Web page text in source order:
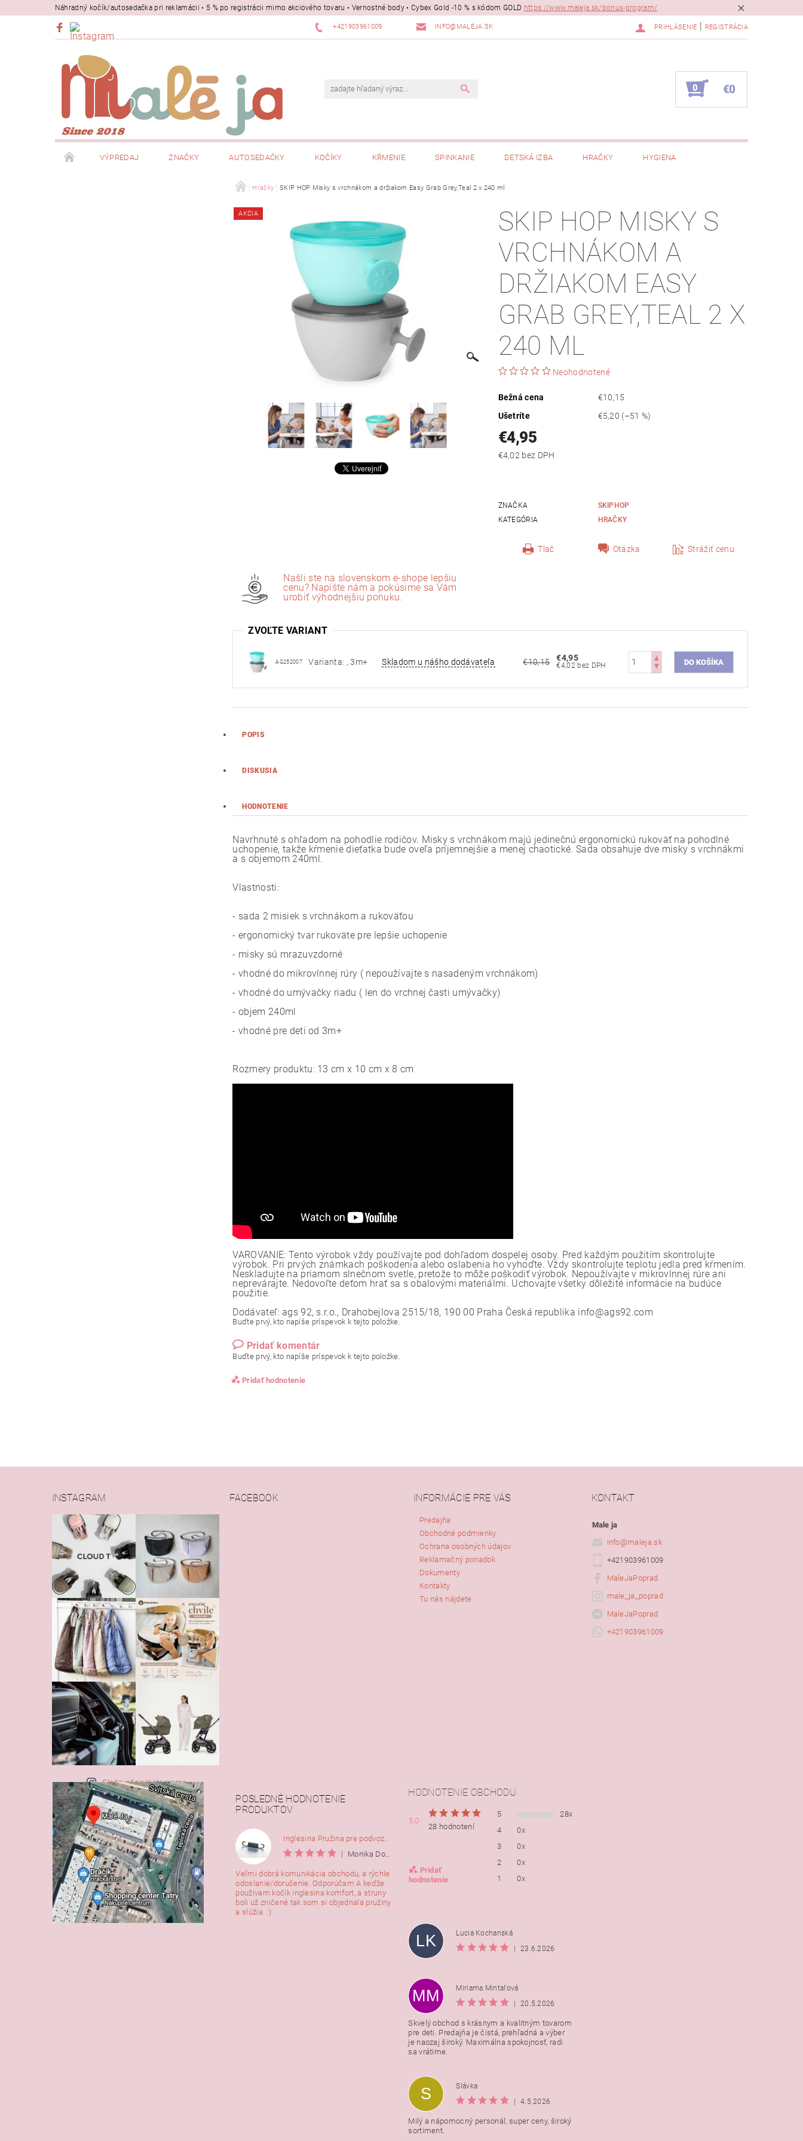
Náhradný kočík/autosedačka pri reklamácii • 5 % po registrácii mimo akciového tovaru • Vernostné body • Cybex Gold -10 % s kódom GOLD https://www.maleja.sk/bonus-program/
+421903961009 INFO@MALEJA.SK PRIHLÁSENIE REGISTRÁCIA
0 €0
VÝPREDAJ ZNAČKY AUTOSEDAČKY KOČÍKY KŔMENIE SPINKANIE DETSKÁ IZBA HRAČKY HYGIENA
Hračky SKIP HOP Misky s vrchnákom a držiakom Easy Grab Grey,Teal 2 x 240 ml
AKCIA
SKIP HOP MISKY S
VRCHNÁKOM A
DRŽIAKOM EASY
GRAB GREY,TEAL 2 X
240 ML
Neohodnotené
Bežná cena
€10,15
Ušetríte
€5,20 (–51 %)
€4,95
€4,02 bez DPH
ZNAČKA
SKIPHOP
KATEGÓRIA
HRAČKY
Tlač Otázka Strážiť cenu
Našli ste na slovenskom e-shope lepšiu
cenu? Napíšte nám a pokúsime sa Vám
urobiť výhodnejšiu ponuku.
ZVOĽTE VARIANT
AG252007 Varianta: , 3m+ Skladom u nášho dodávateľa €10,15 €4,95
€4,02 bez DPH
POPIS
DISKUSIA
HODNOTENIE
Navrhnuté s ohľadom na pohodlie rodičov. Misky s vrchnákom majú jedinečnú ergonomickú rukoväť na pohodlné
uchopenie, takže kŕmenie dieťatka bude oveľa príjemnejšie a menej chaotické. Sada obsahuje dve misky s vrchnákmi
a s objemom 240ml.
Vlastnosti:
- sada 2 misiek s vrchnákom a rukoväťou
- ergonomický tvar rukoväte pre lepšie uchopenie
- misky sú mrazuvzdorné
- vhodné do mikrovlnnej rúry ( nepoužívajte s nasadeným vrchnákom)
- vhodné do umývačky riadu ( len do vrchnej časti umývačky)
- objem 240ml
- vhodné pre deti od 3m+
Rozmery produktu: 13 cm x 10 cm x 8 cm
VAROVANIE: Tento výrobok vždy používajte pod dohľadom dospelej osoby. Pred každým použitím skontrolujte
výrobok. Pri prvých známkach poškodenia alebo oslabenia ho vyhoďte. Vždy skontrolujte teplotu jedla pred kŕmením.
Neskladujte na priamom slnečnom svetle, pretože to môže poškodiť výrobok. Nepoužívajte v mikrovlnnej rúre ani
neprevárajte. Nedovoľte deťom hrať sa s obalovými materiálmi. Uchovajte všetky dôležité informácie na budúce
použitie.
Dodávateľ: ags 92, s.r.o., Drahobejlova 2515/18, 190 00 Praha Česká republika info@ags92.com
Buďte prvý, kto napíše príspevok k tejto položke.
Pridať komentár
Buďte prvý, kto napíše príspevok k tejto položke.
Pridať hodnotenie
podmienkami ochrany osobných údajov
INSTAGRAM
Sledovať na Instagrame
FACEBOOK INFORMÁCIE PRE VÁS
Predajňa
Obchodné podmienky
Ochrana osobných údajov
Reklamačný poriadok
Dokumenty
Kontakty
Tu nás nájdete
KONTAKT
Male ja
info@maleja.sk
+421903961009
MaleJaPoprad
male_ja_poprad
MaleJaPoprad
+421903961009
POSLEDNÉ HODNOTENIE
PRODUKTOV
|
Monika Dorušáková
Veľmi dobrá komunikácia obchodu, a rýchle
odoslanie/doručenie. Odporúčam A keďže
používam kočík inglesina komfort, a struny
boli už zničené tak som si objednala pružiny
a slúžia. :)
HODNOTENIE OBCHODU
5,0
28 hodnotení
Pridať
hodnotenie
5
28x
4
0x
3
0x
2
0x
1
0x
Vložením hodnotenie súhlasíte s
podmienkami ochrany osobných
LK
Lucia Kochanská
23.6.2026
MM
Miriama Mintaľová
20.5.2026
Skvelý obchod s krásnym a kvalitným tovarom
pre deti. Predajňa je čistá, prehľadná a výber
je naozaj široký. Maximálna spokojnosť, radi
sa vrátime.
S
Slávka
4.5.2026
Milý a nápomocný personál, super ceny, široký
sortiment.